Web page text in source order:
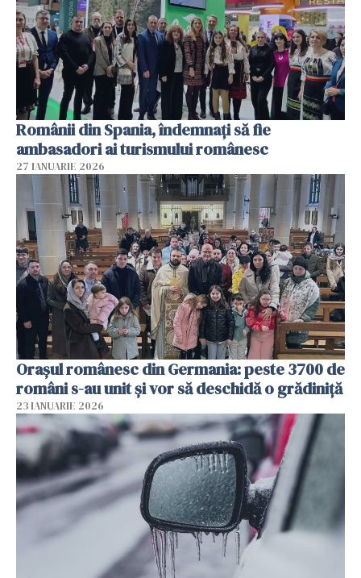
Românii din Spania, îndemnați să fie
ambasadori ai turismului românesc
27 IANUARIE 2026
Orașul românesc din Germania: peste 3700 de
români s-au unit și vor să deschidă o grădiniță
23 IANUARIE 2026